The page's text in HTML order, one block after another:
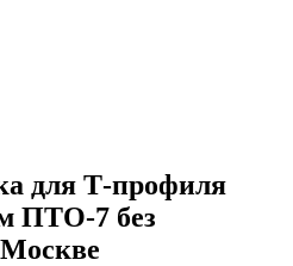
для Т-профиля
ПТО-7 без